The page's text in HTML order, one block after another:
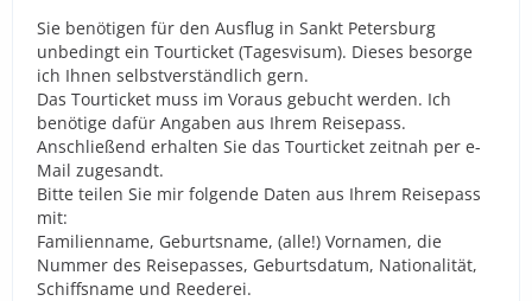
Sie benötigen für den Ausflug in Sankt Petersburg
unbedingt ein Tourticket (Tagesvisum). Dieses besorge
ich Ihnen selbstverständlich gern.
Das Tourticket muss im Voraus gebucht werden. Ich
benötige dafür Angaben aus Ihrem Reisepass.
Anschließend erhalten Sie das Tourticket zeitnah per e-
Mail zugesandt.
Bitte teilen Sie mir folgende Daten aus Ihrem Reisepass
mit:
Familienname, Geburtsname, (alle!) Vornamen, die
Nummer des Reisepasses, Geburtsdatum, Nationalität,
Schiffsname und Reederei.